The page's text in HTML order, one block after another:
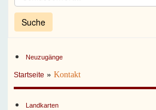
Neuzugänge
Startseite »Kontakt
Landkarten